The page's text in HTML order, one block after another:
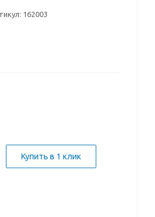
162003
Купить в 1 клик